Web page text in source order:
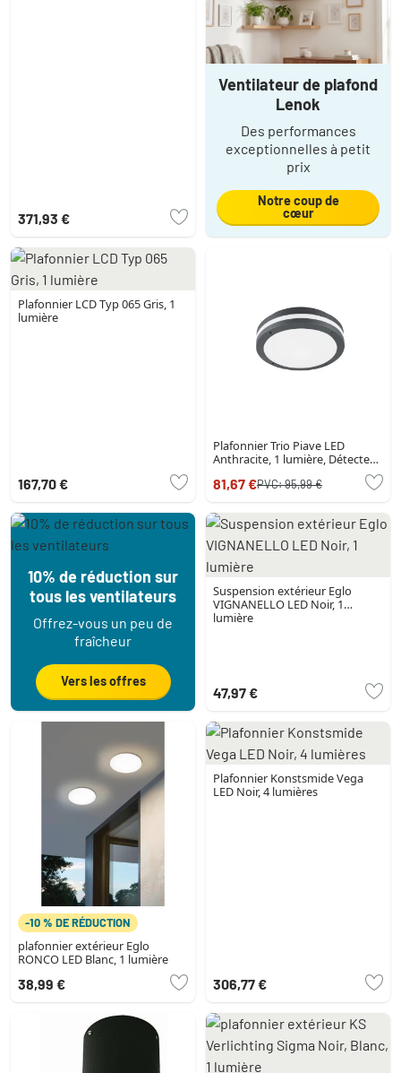
371,93 €
Ventilateur de plafond
Lenok
Des performances
exceptionnelles à petit
prix
Notre coup de
cœur
Plafonnier LCD Typ 065 Gris, 1
lumière
167,70 €
Plafonnier Trio Piave LED
Anthracite, 1 lumière, Détecteur
81,67 €PVC:95,99 €
10% de réduction sur
tous les ventilateurs
Offrez-vous un peu de
fraîcheur
Vers les offres
Suspension extérieur Eglo
VIGNANELLO LED Noir, 1
lumière
47,97 €
-10 % DE RÉDUCTION
plafonnier extérieur Eglo
RONCO LED Blanc, 1 lumière
38,99 €
Plafonnier Konstsmide Vega
LED Noir, 4 lumières
306,77 €